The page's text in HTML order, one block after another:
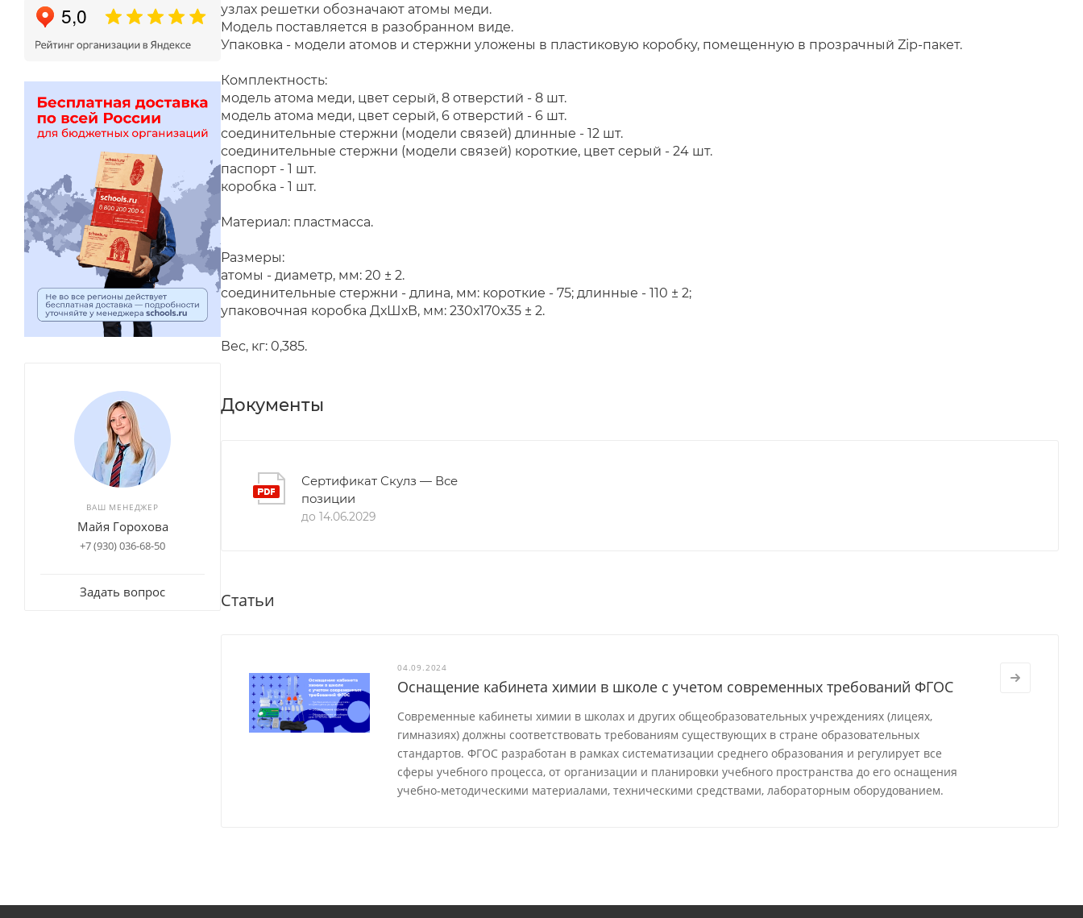
узлах решетки обозначают атомы меди.
Модель поставляется в разобранном виде.
Упаковка - модели атомов и стержни уложены в пластиковую коробку, помещенную в прозрачный Zip-пакет.
Комплектность:
модель атома меди, цвет серый, 8 отверстий - 8 шт.
модель атома меди, цвет серый, 6 отверстий - 6 шт.
соединительные стержни (модели связей) длинные - 12 шт.
соединительные стержни (модели связей) короткие, цвет серый - 24 шт.
паспорт - 1 шт.
коробка - 1 шт.
Материал: пластмасса.
Размеры:
атомы - диаметр, мм: 20 ± 2.
соединительные стержни - длина, мм: короткие - 75; длинные - 110 ± 2;
упаковочная коробка ДхШхВ, мм: 230х170х35 ± 2.
Вес, кг: 0,385.
Документы
Сертификат Скулз — Все
позиции
до 14.06.2029
Статьи
04.09.2024
Оснащение кабинета химии в школе с учетом современных требований ФГОС
Современные кабинеты химии в школах и других общеобразовательных учреждениях (лицеях,
гимназиях) должны соответствовать требованиям существующих в стране образовательных
стандартов. ФГОС разработан в рамках систематизации среднего образования и регулирует все
сферы учебного процесса, от организации и планировки учебного пространства до его оснащения
учебно-методическими материалами, техническими средствами, лабораторным оборудованием.
ВАШ МЕНЕДЖЕР
Майя Горохова
+7 (930) 036-68-50
Задать вопрос